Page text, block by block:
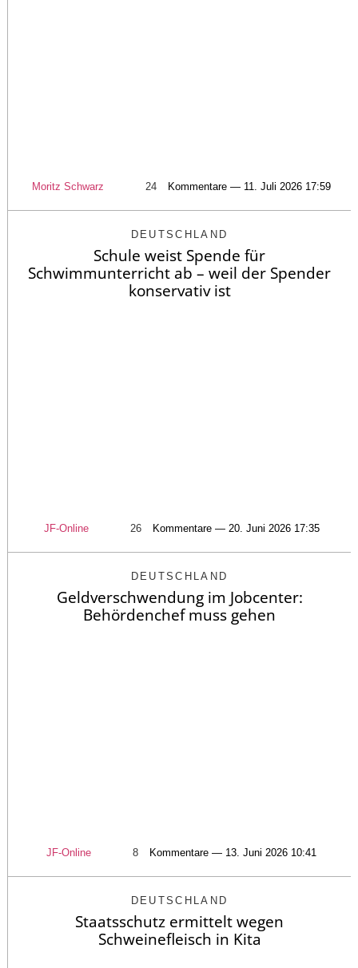
Moritz Schwarz 24 Kommentare — 11. Juli 2026 17:59
DEUTSCHLAND
Schule weist Spende für
Schwimmunterricht ab – weil der Spender
konservativ ist
JF-Online 26 Kommentare — 20. Juni 2026 17:35
DEUTSCHLAND
Geldverschwendung im Jobcenter:
Behördenchef muss gehen
JF-Online 8 Kommentare — 13. Juni 2026 10:41
DEUTSCHLAND
Staatsschutz ermittelt wegen
Schweinefleisch in Kita